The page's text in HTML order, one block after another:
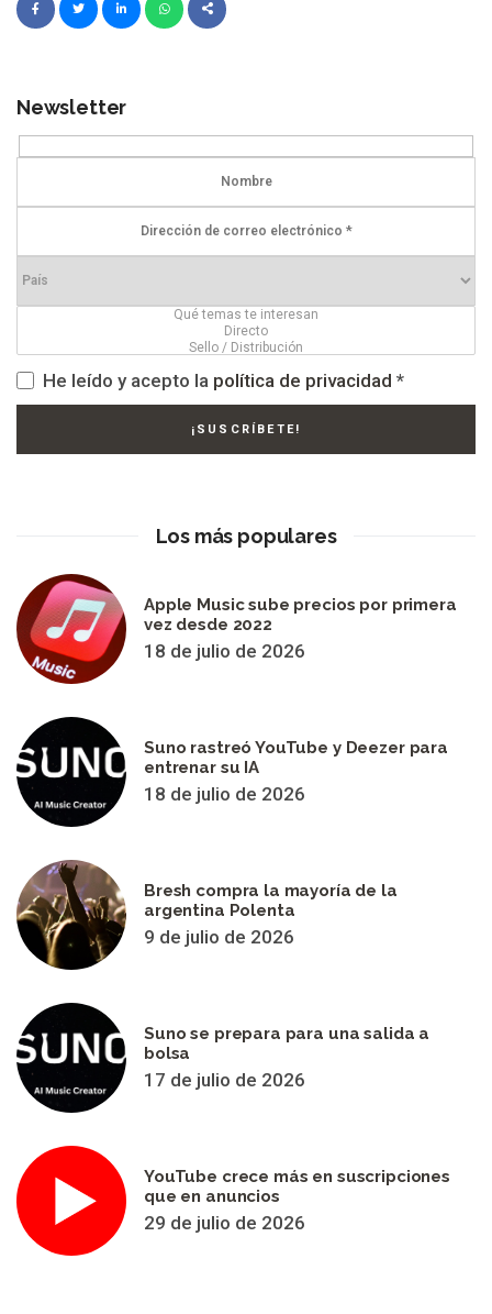
Newsletter
He leído y acepto la política de privacidad *
Los más populares
Apple Music sube precios por primera
vez desde 2022
18 de julio de 2026
Suno rastreó YouTube y Deezer para
entrenar su IA
18 de julio de 2026
Bresh compra la mayoría de la
argentina Polenta
9 de julio de 2026
Suno se prepara para una salida a
bolsa
17 de julio de 2026
YouTube crece más en suscripciones
que en anuncios
29 de julio de 2026